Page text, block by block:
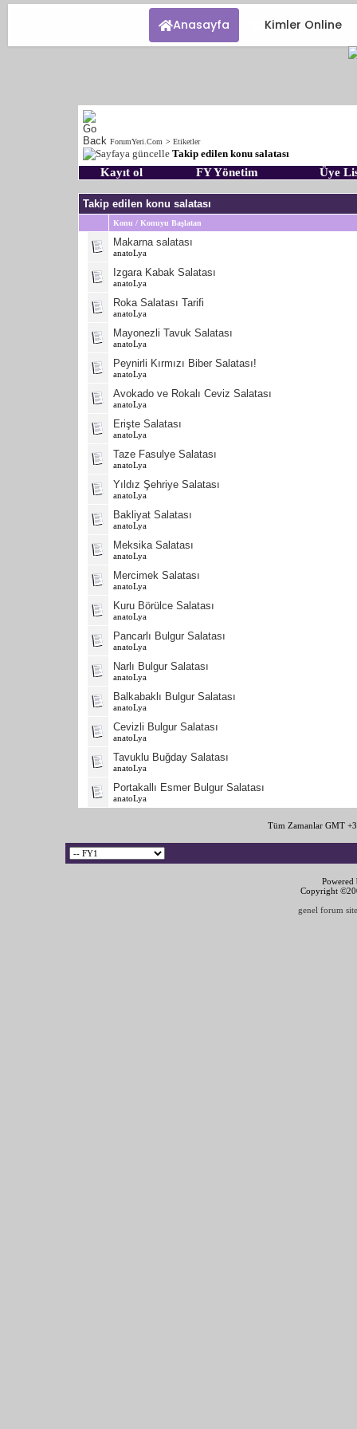
Anasayfa Kimler Online
ForumYeri.Com > Etiketler
Takip edilen konu salatası
Kayıt ol FY Yönetim Üye
Takip edilen konu salatası
Konu / Konuyu Başlatan
Makarna salatası
anatoLya
Izgara Kabak Salatası
anatoLya
Roka Salatası Tarifi
anatoLya
Mayonezli Tavuk Salatası
anatoLya
Peynirli Kırmızı Biber Salatası!
anatoLya
Avokado ve Rokalı Ceviz Salatası
anatoLya
Erişte Salatası
anatoLya
Taze Fasulye Salatası
anatoLya
Yıldız Şehriye Salatası
anatoLya
Bakliyat Salatası
anatoLya
Meksika Salatası
anatoLya
Mercimek Salatası
anatoLya
Kuru Börülce Salatası
anatoLya
Pancarlı Bulgur Salatası
anatoLya
Narlı Bulgur Salatası
anatoLya
Balkabaklı Bulgur Salatası
anatoLya
Cevizli Bulgur Salatası
anatoLya
Tavuklu Buğday Salatası
anatoLya
Portakallı Esmer Bulgur Salatası
anatoLya
Tüm Zamanlar GMT
Copyright
genel forum